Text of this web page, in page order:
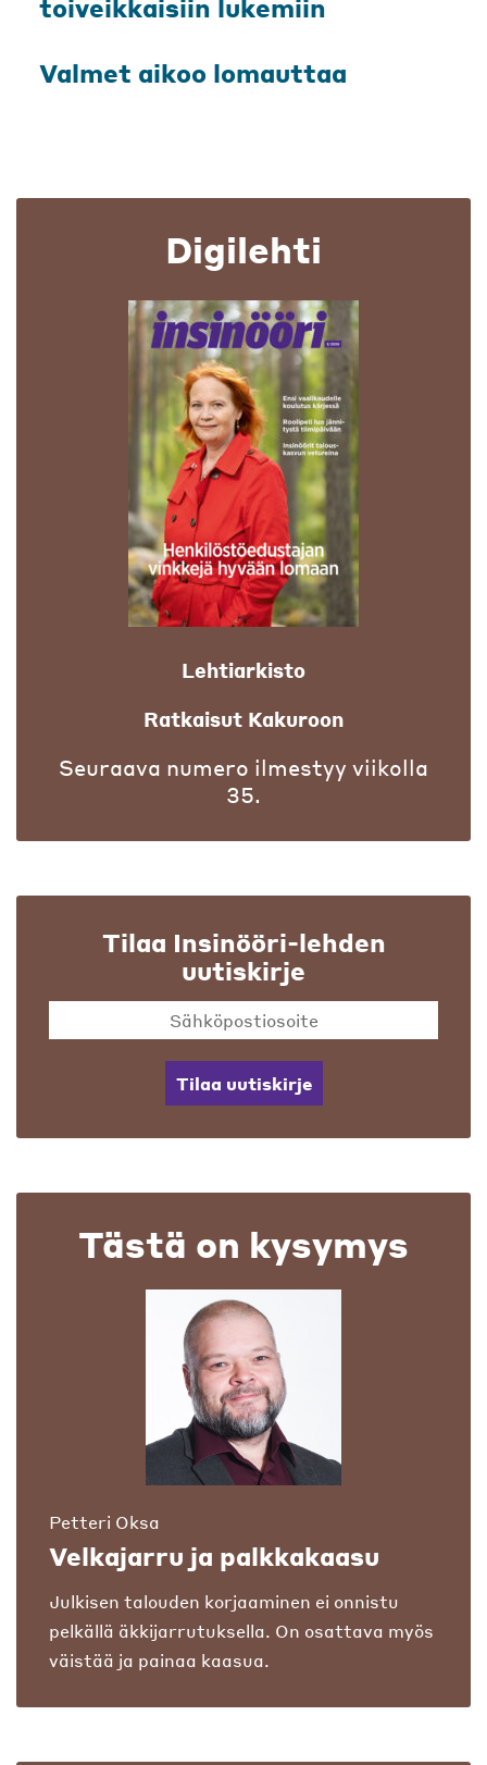
toiveikkaisiin lukemiin
Valmet aikoo lomauttaa
Digilehti
Lehtiarkisto
Ratkaisut Kakuroon
Seuraava numero ilmestyy viikolla
35.
Tilaa Insinööri-lehden
uutiskirje
Tilaa uutiskirje
Tästä on kysymys
Petteri Oksa
Velkajarru ja palkkakaasu
Julkisen talouden korjaaminen ei onnistu
pelkällä äkkijarrutuksella. On osattava myös
väistää ja painaa kaasua.